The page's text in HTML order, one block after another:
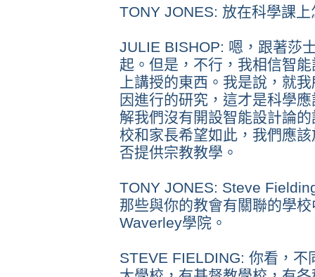
TONY JONES: 放在科學課上
JULIE BISHOP: 嗯，跟著莎
起。但是，不行，我相信智
上講授的東西。我是說，就
因進行的研究，這才是科學
解我們沒有開設智能設計論
校和家長希望如此，我們應
否提供宗教教學。
TONY JONES: Steve
那些與你的教會有關聯的學
Waverley學院。
STEVE FIELDING: 你看，